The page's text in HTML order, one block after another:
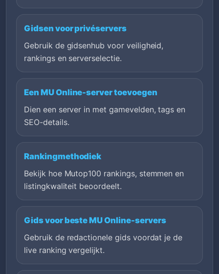
Gidsen voor privéservers
Gebruik de gidsenhub voor veiligheid,
rankings en serverselectie.
Een MU Online-server toevoegen
Dien een server in met gamevelden, tags en
SEO-details.
Rankingmethodiek
Bekijk hoe Mutop100 rankings, stemmen en
listingkwaliteit beoordeelt.
Gids voor beste MU Online-servers
Gebruik de redactionele gids voordat je de
live ranking vergelijkt.